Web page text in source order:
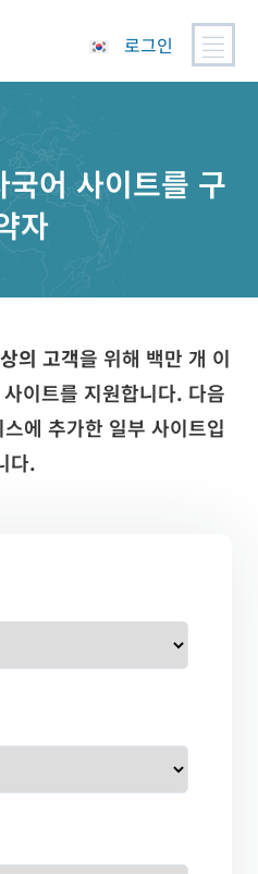
로그인
어 사이트를 구
자
의 고객을 위해 백만 개 이
이트를 지원합니다. 다음
에 추가한 일부 사이트입
다.